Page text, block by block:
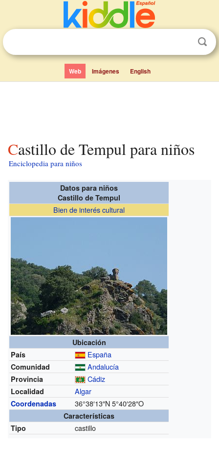
Web Imágenes English
Castillo de Tempul para niños
Enciclopedia para niños
Datos para niños
Castillo de Tempul
Bien de interés cultural
Ubicación
País
España
Comunidad Andalucía
Provincia Cádiz
Localidad Algar
Coordenadas 36°38′13″N5°40′28″O
Características
Tipo
castillo